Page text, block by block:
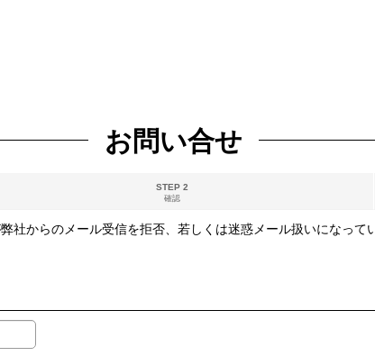
お問い合せ
STEP 2
確認
からのメール受信を拒否、若しくは迷惑メール扱いになっ